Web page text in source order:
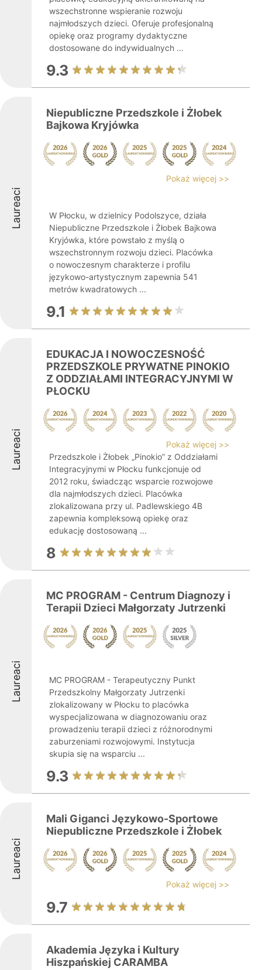
wszechstronne wspieranie rozwoju
najmłodszych dzieci. Oferuje profesjonalną
opiekę oraz programy dydaktyczne
dostosowane do indywidualnych ...
9.3
Laureaci
Niepubliczne Przedszkole i Żłobek
Bajkowa Kryjówka
Pokaż więcej >>
W Płocku, w dzielnicy Podolszyce, działa
Niepubliczne Przedszkole i Żłobek Bajkowa
Kryjówka, które powstało z myślą o
wszechstronnym rozwoju dzieci. Placówka
o nowoczesnym charakterze i profilu
językowo-artystycznym zapewnia 541
metrów kwadratowych ...
9.1
Laureaci
EDUKACJA I NOWOCZESNOŚĆ
PRZEDSZKOLE PRYWATNE PINOKIO
Z ODDZIAŁAMI INTEGRACYJNYMI W
PŁOCKU
Pokaż więcej >>
Przedszkole i Żłobek „Pinokio” z Oddziałami
Integracyjnymi w Płocku funkcjonuje od
2012 roku, świadcząc wsparcie rozwojowe
dla najmłodszych dzieci. Placówka
zlokalizowana przy ul. Padlewskiego 4B
zapewnia kompleksową opiekę oraz
edukację dostosowaną ...
8
Laureaci
MC PROGRAM - Centrum Diagnozy i
Terapii Dzieci Małgorzaty Jutrzenki
MC PROGRAM - Terapeutyczny Punkt
Przedszkolny Małgorzaty Jutrzenki
zlokalizowany w Płocku to placówka
wyspecjalizowana w diagnozowaniu oraz
prowadzeniu terapii dzieci z różnorodnymi
zaburzeniami rozwojowymi. Instytucja
skupia się na wsparciu ...
9.3
Laureaci
Mali Giganci Językowo-Sportowe
Niepubliczne Przedszkole i Żłobek
Pokaż więcej >>
9.7
Akademia Języka i Kultury
Hiszpańskiej CARAMBA